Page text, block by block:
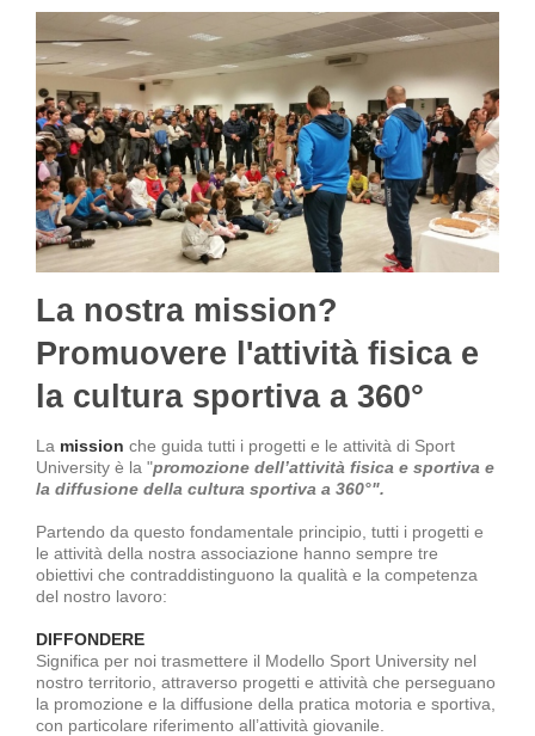
La nostra mission?
Promuovere l'attività fisica e
la cultura sportiva a 360°
La mission che guida tutti i progetti e le attività di Sport
University è la "promozione dell’attività fisica e sportiva e
la diffusione della cultura sportiva a 360°".
Partendo da questo fondamentale principio, tutti i progetti e
le attività della nostra associazione hanno sempre tre
obiettivi che contraddistinguono la qualità e la competenza
del nostro lavoro:
DIFFONDERE
Significa per noi trasmettere il Modello Sport University nel
nostro territorio, attraverso progetti e attività che perseguano
la promozione e la diffusione della pratica motoria e sportiva,
con particolare riferimento all’attività giovanile.